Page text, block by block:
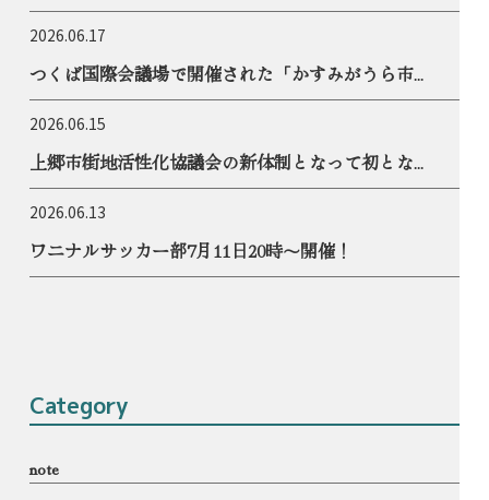
2026.06.17
つくば国際会議場で開催された「かすみがうら市...
2026.06.15
上郷市街地活性化協議会の新体制となって初とな...
2026.06.13
ワニナルサッカー部7月11日20時〜開催！
Category
note